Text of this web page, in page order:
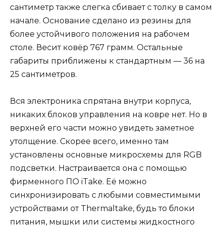
сантиметр также слегка сбивает с толку в самом
начале. Основание сделано из резины для
более устойчивого положения на рабочем
столе. Весит ковёр 767 грамм. Остальные
габариты приближены к стандартным — 36 на
25 сантиметров.
Вся электроника спрятана внутри корпуса,
никаких блоков управления на ковре нет. Но в
верхней его части можно увидеть заметное
утолщение. Скорее всего, именно там
установлены основные микросхемы для RGB
подсветки. Настраивается она с помощью
фирменного ПО iTake. Её можно
синхронизировать с любыми совместимыми
устройствами от Thermaltake, будь то блоки
питания, мышки или системы жидкостного